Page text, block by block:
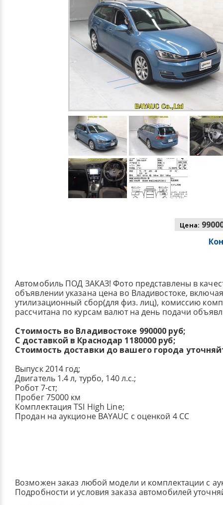
Цена:
Автомобиль ПОД ЗАКАЗ! Фото представлены в
объявлении указана цена во Владивостоке,
утилизационный сбор(для физ. лиц), комиссию
рассчитана по курсам валют на день подачи
Стоимость во Владивостоке 990000 руб;
С доставкой в Краснодар 1180000 руб;
Стоимость доставки до вашего города
Выпуск 2014 год;
Двигатель 1.4 л, турбо, 140 л.с.;
Робот 7-ст;
Пробег 75000 км
Комплектация TSI High Line;
Продан на аукционе BAYAUC с оценкой 4 CC
Возможен заказ любой модели и комплектации с
Подробности и условия заказа автомобилей